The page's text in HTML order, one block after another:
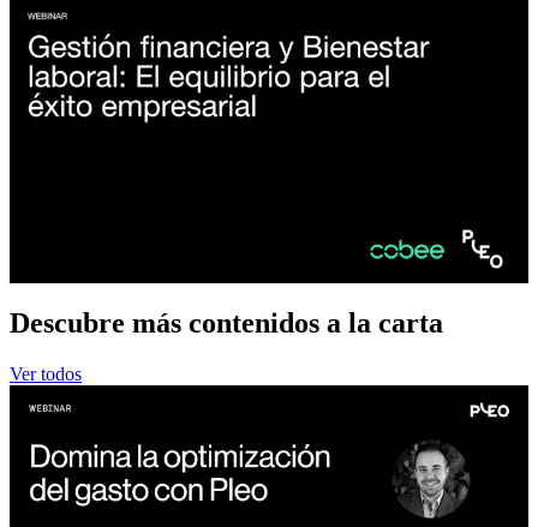
Descubre más contenidos a la carta
Ver todos